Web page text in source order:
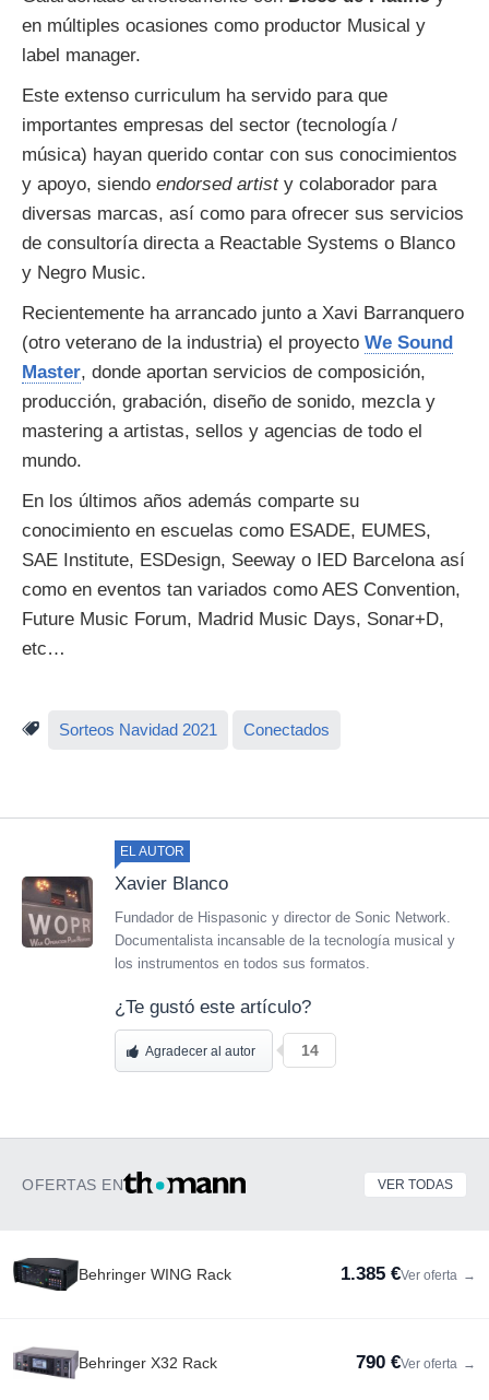
en múltiples ocasiones como productor Musical y
label manager.
Este extenso curriculum ha servido para que
importantes empresas del sector (tecnología /
música) hayan querido contar con sus conocimientos
y apoyo, siendo endorsed artisty colaborador para
diversas marcas, así como para ofrecer sus servicios
de consultoría directa a Reactable Systems o Blanco
y Negro Music.
Recientemente ha arrancado junto a Xavi Barranquero
(otro veterano de la industria) el proyecto We Sound
Master, donde aportan servicios de composición,
producción, grabación, diseño de sonido, mezcla y
mastering a artistas, sellos y agencias de todo el
mundo.
En los últimos años además comparte su
conocimiento en escuelas como ESADE, EUMES,
SAE Institute, ESDesign, Seeway o IED Barcelona así
como en eventos tan variados como AES Convention,
Future Music Forum, Madrid Music Days, Sonar+D,
etc…
Sorteos Navidad 2021 Conectados
EL AUTOR
Xavier Blanco
Fundador de Hispasonic y director de Sonic Network.
Documentalista incansable de la tecnología musical y
los instrumentos en todos sus formatos.
¿Te gustó este artículo?
Agradecer al autor 14
OFERTAS EN VER TODAS
Behringer WING Rack 1.385 €Ver oferta →
Behringer X32 Rack 790 €Ver oferta →